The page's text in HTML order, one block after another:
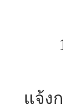
แจ้ง